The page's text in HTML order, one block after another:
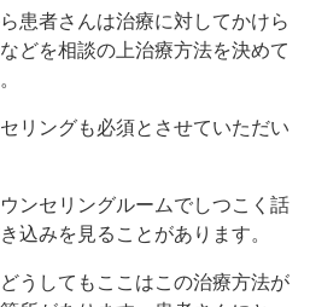
患者さんは治療に対してかけら
どを相談の上治療方法を決めて
リングも必須とさせていただい
ンセリングルームでしつこく話
込みを見ることがあります。
うしてもここはこの治療方法が